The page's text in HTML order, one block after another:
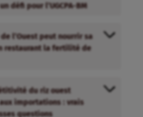
défi pour l’UGCPA-BM
de l’Ouest peut nourrir sa
restaurant la fertilité de
du riz ouest
importations : vrais
questions